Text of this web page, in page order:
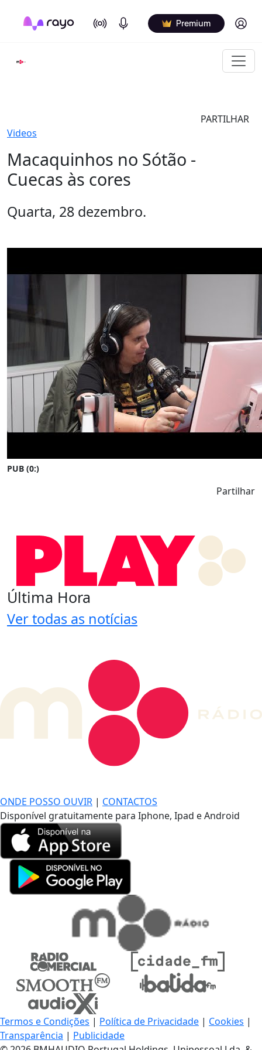
On Air Podcasts Premium Log in
PARTILHAR
Videos
Macaquinhos no Sótão -
Cuecas às cores
Quarta, 28 dezembro.
PUB (0:)
Partilhar
Última Hora
Ver todas as notícias
ONDE POSSO OUVIR | CONTACTOS
Disponível gratuitamente para Iphone, Ipad e Android
Termos e Condições | Política de Privacidade | Cookies |
Transparência | Publicidade